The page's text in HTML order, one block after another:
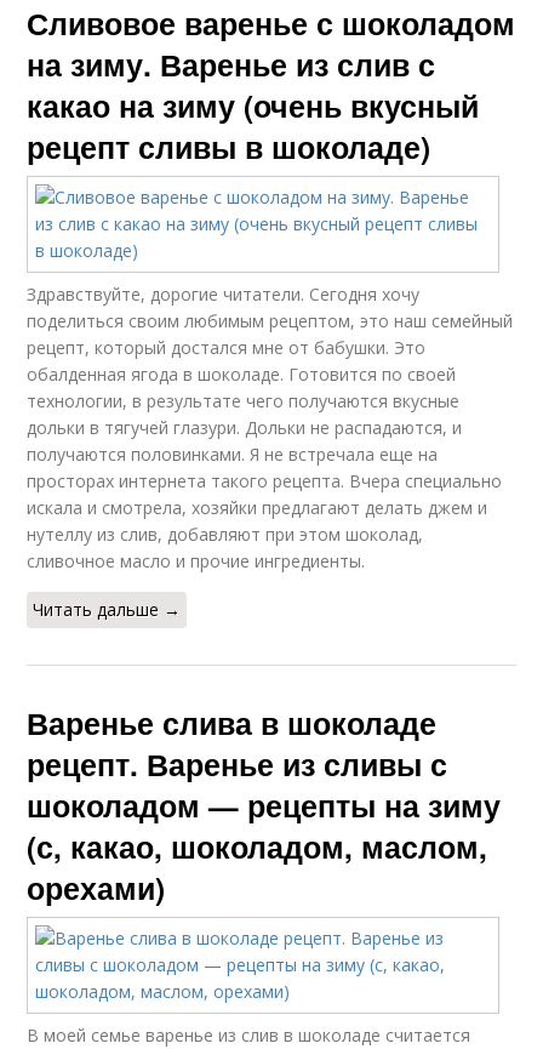
Сливовое варенье с шоколадом
на зиму. Варенье из слив с
какао на зиму (очень вкусный
рецепт сливы в шоколаде)
Здравствуйте, дорогие читатели. Сегодня хочу
поделиться своим любимым рецептом, это наш семейный
рецепт, который достался мне от бабушки. Это
обалденная ягода в шоколаде. Готовится по своей
технологии, в результате чего получаются вкусные
дольки в тягучей глазури. Дольки не распадаются, и
получаются половинками. Я не встречала еще на
просторах интернета такого рецепта. Вчера специально
искала и смотрела, хозяйки предлагают делать джем и
нутеллу из слив, добавляют при этом шоколад,
сливочное масло и прочие ингредиенты.
Читать дальше →
Варенье слива в шоколаде
рецепт. Варенье из сливы с
шоколадом — рецепты на зиму
(с, какао, шоколадом, маслом,
орехами)
В моей семье варенье из слив в шоколаде считается